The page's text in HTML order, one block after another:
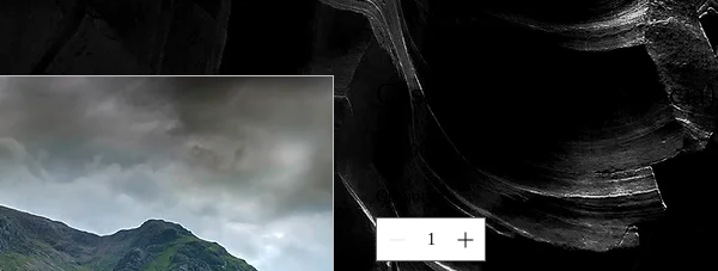
Casa en Glencoe (Escocia)
€65.00
Quantity *